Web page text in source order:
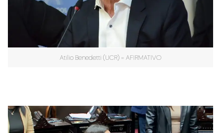
Atilio Benedetti (UCR) = AFIRMATIVO